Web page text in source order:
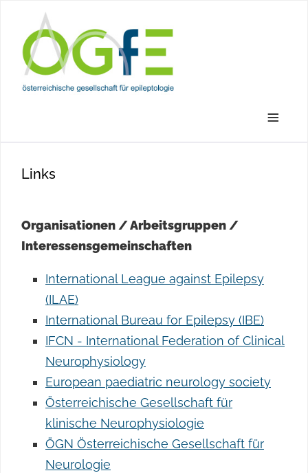
≡
Links
Organisationen / Arbeitsgruppen /
Interessensgemeinschaften
International League against Epilepsy
(ILAE)
International Bureau for Epilepsy (IBE)
IFCN - International Federation of Clinical
Neurophysiology
European paediatric neurology society
Österreichische Gesellschaft für
klinische Neurophysiologie
ÖGN Österreichische Gesellschaft für
Neurologie